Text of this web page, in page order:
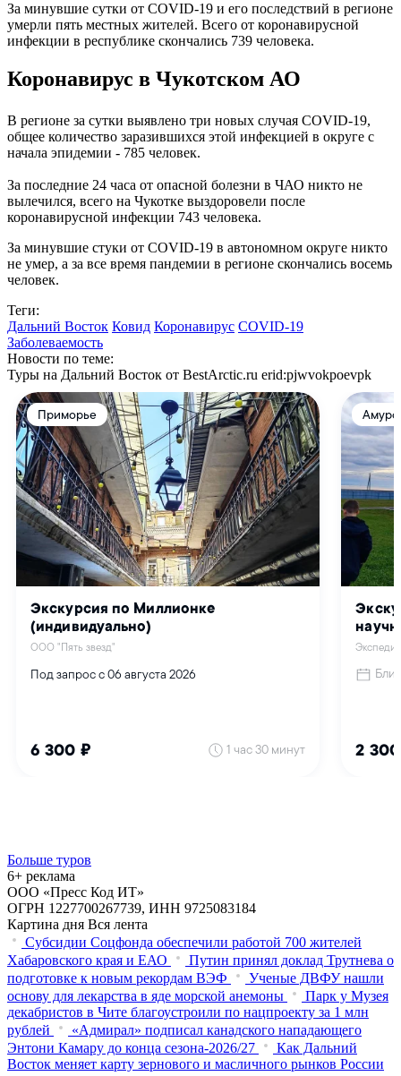
За минувшие сутки от COVID-19 и его последствий в регионе
умерли пять местных жителей. Всего от коронавирусной
инфекции в республике скончались 739 человека.
Коронавирус в Чукотском АО
В регионе за сутки выявлено три новых случая COVID-19,
общее количество заразившихся этой инфекцией в округе с
начала эпидемии - 785 человек.
За последние 24 часа от опасной болезни в ЧАО никто не
вылечился, всего на Чукотке выздоровели после
коронавирусной инфекции 743 человека.
За минувшие стуки от COVID-19 в автономном округе никто
не умер, а за все время пандемии в регионе скончались восемь
человек.
Теги:
Дальний Восток Ковид Коронавирус COVID-19
Заболеваемость
Новости по теме:
Туры на Дальний Восток от BestArctic.ru erid:pjwvokpoevpk
Больше туров
6+ реклама
ООО «Пресс Код ИТ»
ОГРН 1227700267739, ИНН 9725083184
Картина дня Вся лента
Субсидии Соцфонда обеспечили работой 700 жителей
Хабаровского края и ЕАО
Путин принял доклад Трутнева о
подготовке к новым рекордам ВЭФ
Ученые ДВФУ нашли
основу для лекарства в яде морской анемоны
Парк у Музея
декабристов в Чите благоустроили по нацпроекту за 1 млн
рублей
«Адмирал» подписал канадского нападающего
Энтони Камару до конца сезона-2026/27
Как Дальний
Восток меняет карту зернового и масличного рынков России